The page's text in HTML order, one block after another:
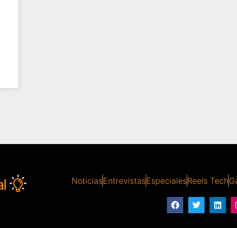
NoticiasEntrevistasEspecialesReels Tech